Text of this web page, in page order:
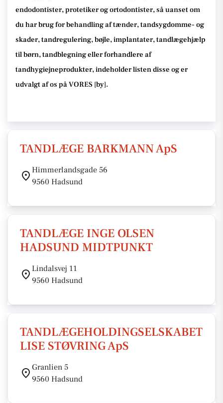
endodontister, protetiker og ortodontister, såuanset om
du har brug for behandling af tænder, tandsygdomme- og
skader, tandregulering, bøjle, implantater, tandlægehjælp
til børn, tandblegning eller forhandlere af
tandhygiejneprodukter, indeholder listen disse og er
udvalgt af os på VORES [by].
TANDLÆGE BARKMANN ApS
Himmerlandsgade 56
9560 Hadsund
TANDLÆGE INGE OLSEN
HADSUND MIDTPUNKT
Lindalsvej 11
9560 Hadsund
TANDLÆGEHOLDINGSELSKABET
LISE STØVRING ApS
Granlien 5
9560 Hadsund